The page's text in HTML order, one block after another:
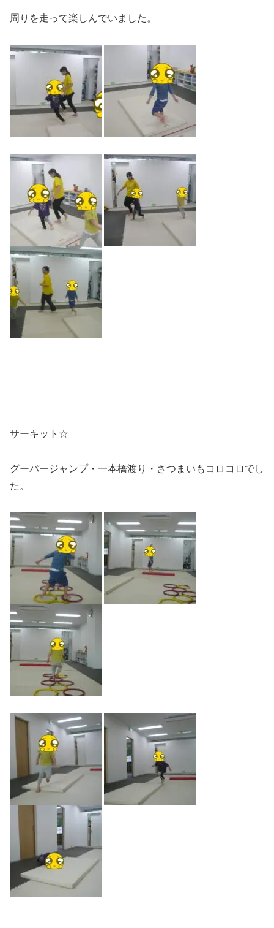
周りを走って楽しんでいました。
サーキット☆
グーパージャンプ・一本橋渡り・さつまいもコロコロでし
た。